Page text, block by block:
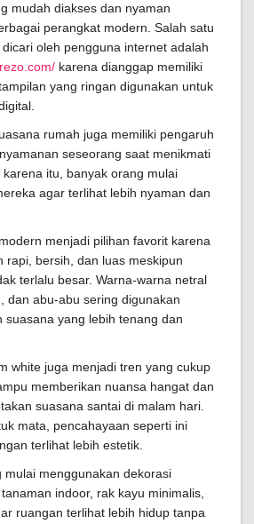
mudah diakses dan nyaman
perangkat modern. Salah satu
oleh pengguna internet adalah
karena dianggap memiliki
yang ringan digunakan untuk
rumah juga memiliki pengaruh
seseorang saat menikmati
itu, banyak orang mulai
agar terlihat lebih nyaman dan
menjadi pilihan favorit karena
rapi, bersih, dan luas meskipun
terlalu besar. Warna-warna netral
dan abu-abu sering digunakan
suasana yang lebih tenang dan
white juga menjadi tren yang cukup
memberikan nuansa hangat dan
suasana santai di malam hari.
mata, pencahayaan seperti ini
terlihat lebih estetik.
mulai menggunakan dekorasi
indoor, rak kayu minimalis,
ruangan terlihat lebih hidup tanpa